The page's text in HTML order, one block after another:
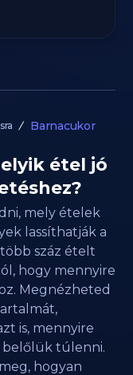
Barnacukor
étel jó
mely ételek
lassíthatják a
száz ételt
hogy mennyire
Megnézheted
is, mennyire
belőlük túlenni.
hogyan